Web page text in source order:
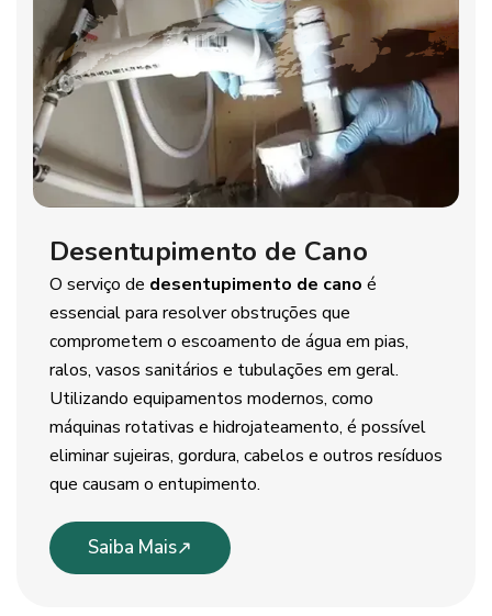
Desentupimento de Cano
O serviço de desentupimento de cano é
essencial para resolver obstruções que
comprometem o escoamento de água em pias,
ralos, vasos sanitários e tubulações em geral.
Utilizando equipamentos modernos, como
máquinas rotativas e hidrojateamento, é possível
eliminar sujeiras, gordura, cabelos e outros resíduos
que causam o entupimento.
Saiba Mais